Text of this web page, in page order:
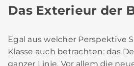
Das Exterieur der
Egal aus welcher Perspektive
Klasse auch betrachten: das
ganzer Linie. Vor allem die